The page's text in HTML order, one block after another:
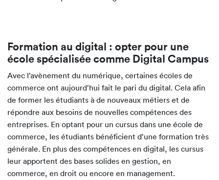
Formation au digital : opter pour une
école spécialisée comme Digital Campus
Avec l’avènement du numérique, certaines écoles de
commerce ont aujourd’hui fait le pari du digital. Cela afin
de former les étudiants à de nouveaux métiers et de
répondre aux besoins de nouvelles compétences des
entreprises. En optant pour un cursus dans une école de
commerce, les étudiants bénéficient d’une formation très
générale. En plus des compétences en digital, les cursus
leur apportent des bases solides en gestion, en
commerce, en droit ou encore en management.